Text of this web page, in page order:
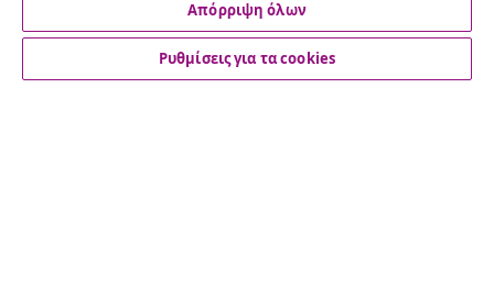
Εξυπηρέτηση πελατών
Απόρριψη όλων
Ρυθμίσεις για τα cookies